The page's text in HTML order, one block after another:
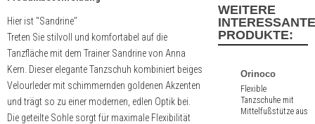
Hier ist "Sandrine"
Treten Sie stilvoll und komfortabel auf die
Tanzfläche mit dem Trainer Sandrine von Anna
Kern. Dieser elegante Tanzschuh kombiniert beiges
Velourleder mit schimmernden goldenen Akzenten
und trägt so zu einer modernen, edlen Optik bei.
Die geteilte Sohle sorgt für maximale Flexibilität
WEITERE
INTERESSANTE
PRODUKTE:
Orinoco
Flexible
Tanzschuhe mit
Mittelfußstütze aus